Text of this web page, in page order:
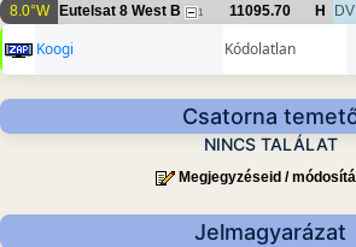
8.0°W Eutelsat 8 West B 1 11095.70 H
Koogi Kódolatlan
Csatorna
NINCS TALÁLAT
Megjegyzéseid /
Jelmagyarázat